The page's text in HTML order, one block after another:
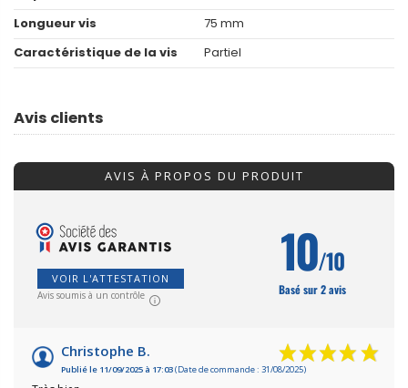
Longueur vis
75 mm
Caractéristique de la vis
Partiel
Avis clients
AVIS À PROPOS DU PRODUIT
VOIR L'ATTESTATION
Avis soumis à un contrôle
10/10
Basé sur 2 avis
Christophe B.
Publié le 11/09/2025 à 17:03(Date de commande : 31/08/2025)